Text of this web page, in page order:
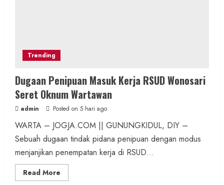
Trending
Dugaan Penipuan Masuk Kerja RSUD Wonosari
Seret Oknum Wartawan
admin Posted on 5 hari ago
WARTA – JOGJA.COM || GUNUNGKIDUL, DIY –
Sebuah dugaan tindak pidana penipuan dengan modus
menjanjikan penempatan kerja di RSUD...
Read More
more